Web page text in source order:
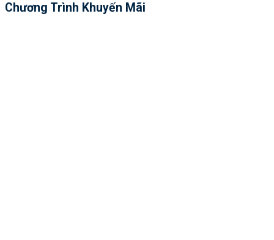
Chương Trình Khuyến Mãi